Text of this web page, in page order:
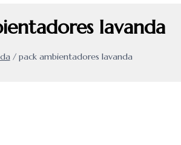
lavanda
/ pack ambientadores lavanda